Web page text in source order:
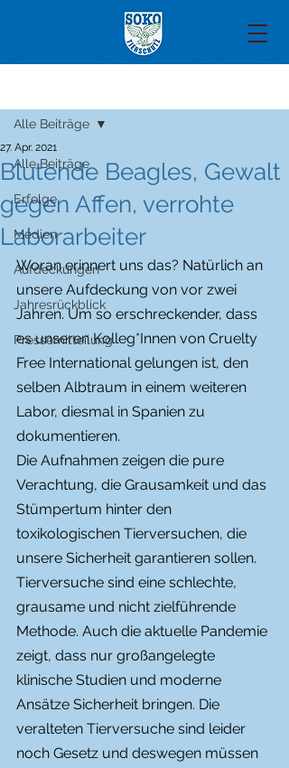
Alle Beiträge
Erfolge
Medien
Aufdeckungen
Jahresrückblick
Pressemitteilung
Alle Beiträge
Blutende Beagles, Gewalt
gegen Affen, verrohte
Laborarbeiter
27. Apr. 2021
Woran erinnert uns das? Natürlich an
unsere Aufdeckung von vor zwei
Jahren. Um so erschreckender, dass
es unseren Kolleg*Innen von Cruelty
Free International gelungen ist, den
selben Albtraum in einem weiteren
Labor, diesmal in Spanien zu
dokumentieren.
Die Aufnahmen zeigen die pure
Verachtung, die Grausamkeit und das
Stümpertum hinter den
toxikologischen Tierversuchen, die
unsere Sicherheit garantieren sollen.
Tierversuche sind eine schlechte,
grausame und nicht zielführende
Methode. Auch die aktuelle Pandemie
zeigt, dass nur großangelegte
klinische Studien und moderne
Ansätze Sicherheit bringen. Die
veralteten Tierversuche sind leider
noch Gesetz und deswegen müssen